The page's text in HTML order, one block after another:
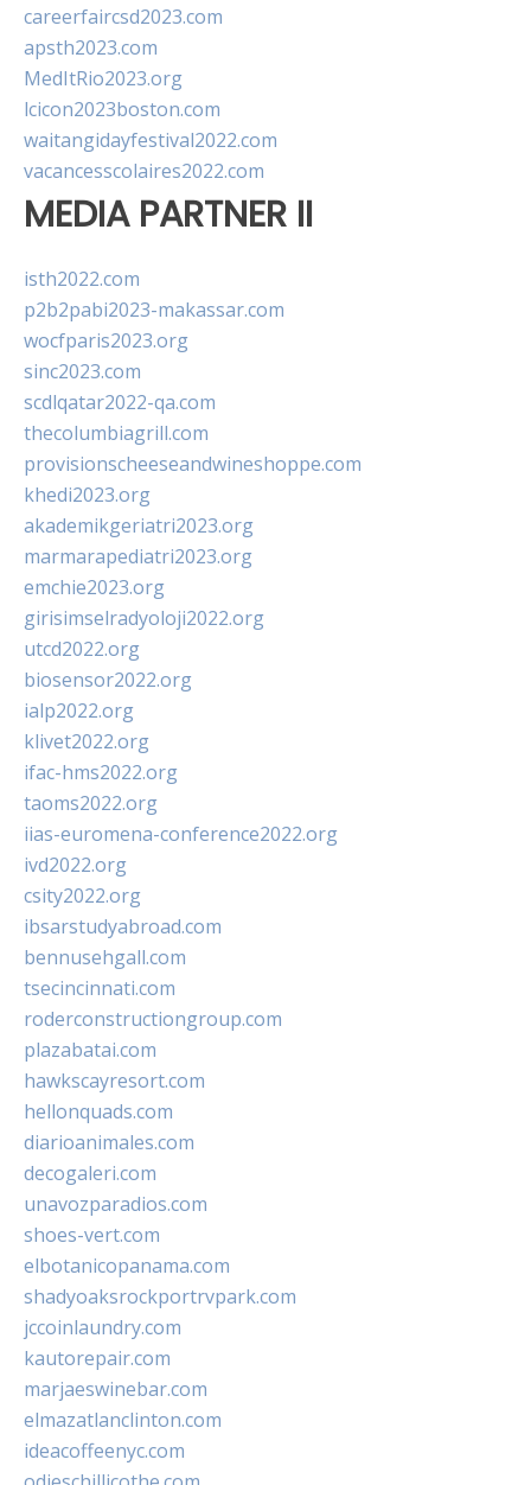
careerfaircsd2023.com
apsth2023.com
MedItRio2023.org
lcicon2023boston.com
waitangidayfestival2022.com
vacancesscolaires2022.com
MEDIA PARTNER II
isth2022.com
p2b2pabi2023-makassar.com
wocfparis2023.org
sinc2023.com
scdlqatar2022-qa.com
thecolumbiagrill.com
provisionscheeseandwineshoppe.com
khedi2023.org
akademikgeriatri2023.org
marmarapediatri2023.org
emchie2023.org
girisimselradyoloji2022.org
utcd2022.org
biosensor2022.org
ialp2022.org
klivet2022.org
ifac-hms2022.org
taoms2022.org
iias-euromena-conference2022.org
ivd2022.org
csity2022.org
ibsarstudyabroad.com
bennusehgall.com
tsecincinnati.com
roderconstructiongroup.com
plazabatai.com
hawkscayresort.com
hellonquads.com
diarioanimales.com
decogaleri.com
unavozparadios.com
shoes-vert.com
elbotanicopanama.com
shadyoaksrockportrvpark.com
jccoinlaundry.com
kautorepair.com
marjaeswinebar.com
elmazatlanclinton.com
ideacoffeenyc.com